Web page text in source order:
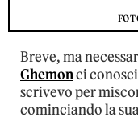
Breve, ma
Ghemonci
scrivevo per
cominciando la